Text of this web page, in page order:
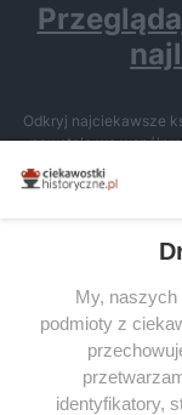
Odkryj najciekawsze
powstała we
miłośników literatury
tytułów
SERWIS
My, naszych
podmioty z
identyfikatory,